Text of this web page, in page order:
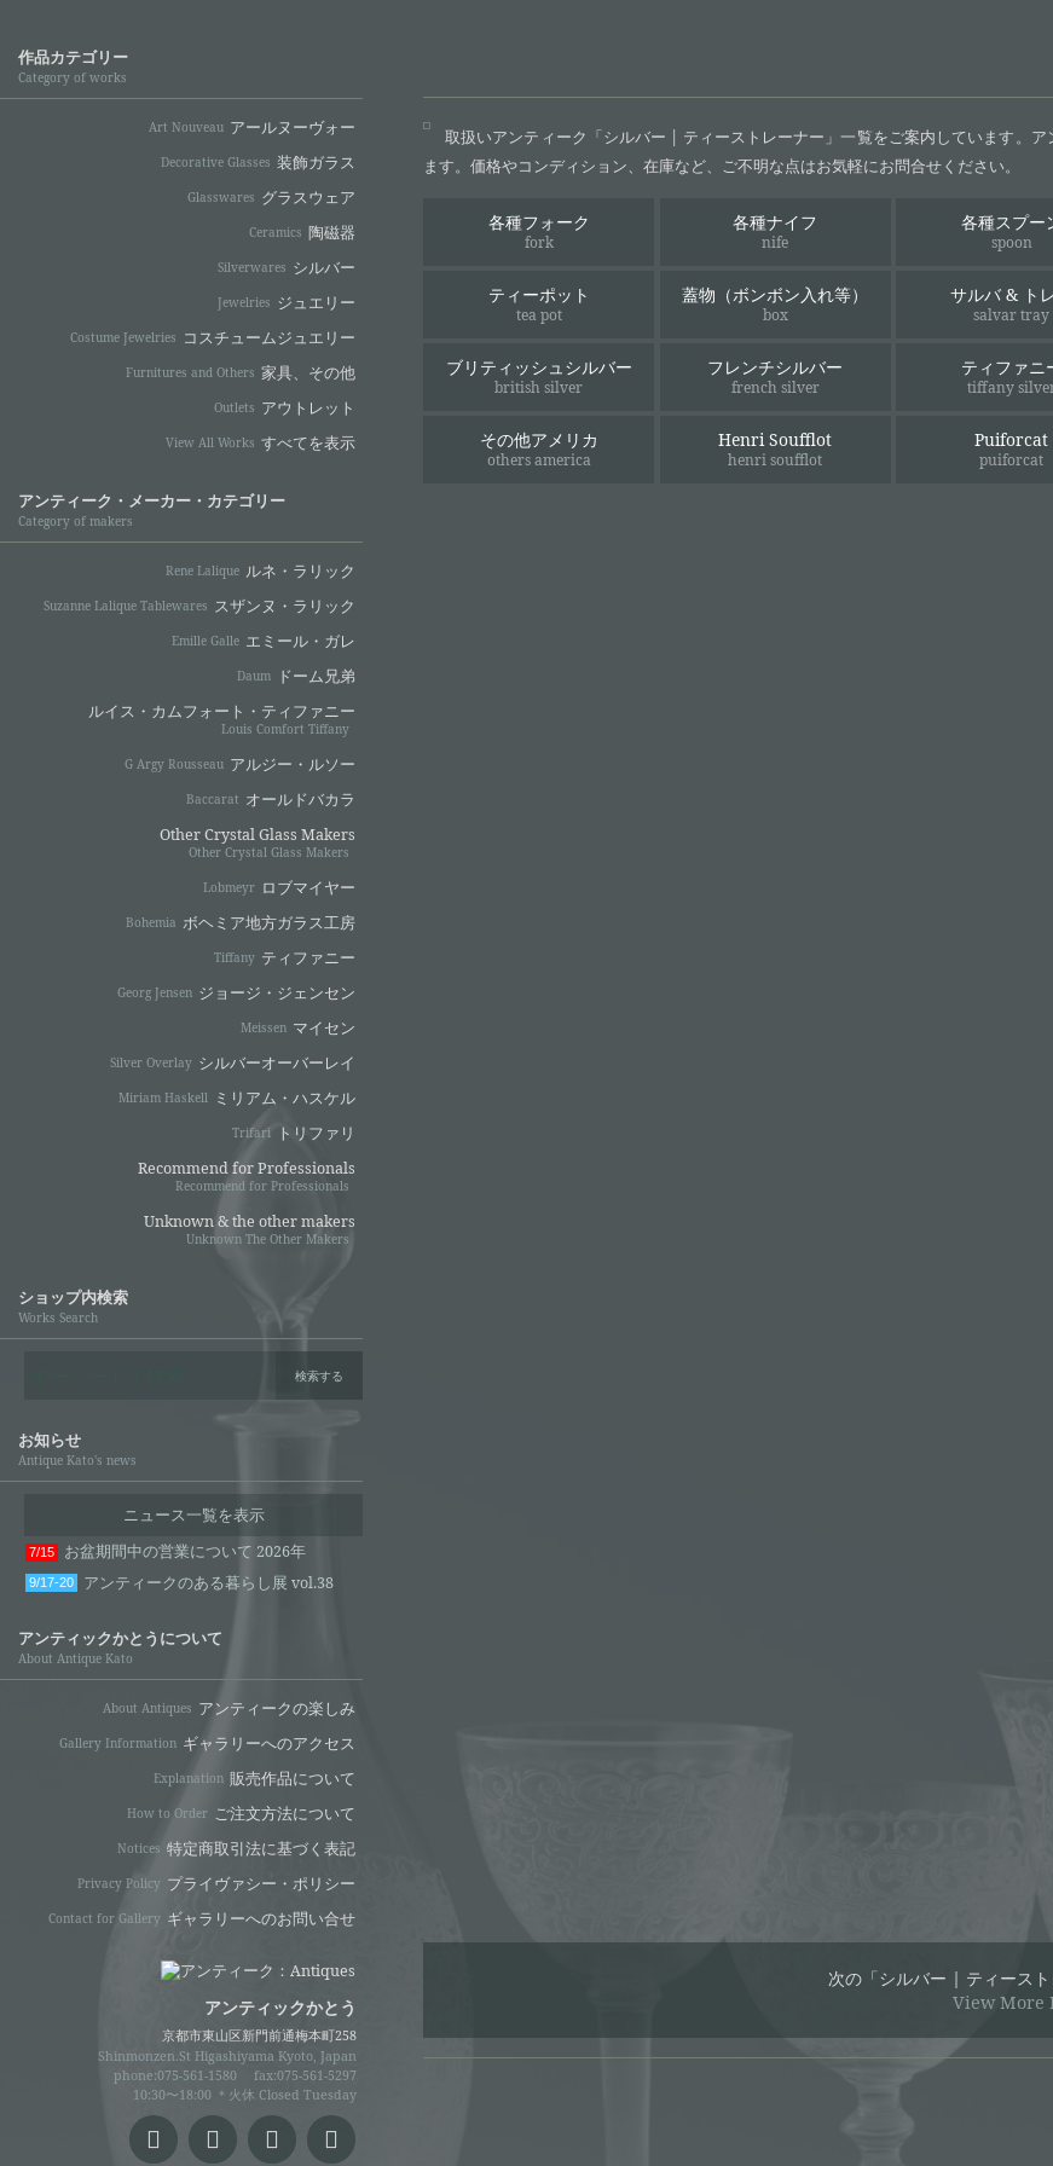
作品カテゴリー
Category of works
アールヌーヴォー
Art Nouveau
装飾ガラス
Decorative Glasses
グラスウェア
Glasswares
陶磁器
Ceramics
シルバー
Silverwares
ジュエリー
Jewelries
コスチュームジュエリー
Costume Jewelries
家具、その他
Furnitures and Others
アウトレット
Outlets
すべてを表示
View All Works
アンティーク・メーカー・カテゴリー
Category of makers
ルネ・ラリック
Rene Lalique
スザンヌ・ラリック
Suzanne Lalique Tablewares
エミール・ガレ
Emille Galle
ドーム兄弟
Daum
ルイス・カムフォート・ティファニー
Louis Comfort Tiffany
アルジー・ルソー
G Argy Rousseau
オールドバカラ
Baccarat
Other Crystal Glass Makers
Other Crystal Glass Makers
ロブマイヤー
Lobmeyr
ボヘミア地方ガラス工房
Bohemia
ティファニー
Tiffany
ジョージ・ジェンセン
Georg Jensen
マイセン
Meissen
シルバーオーバーレイ
Silver Overlay
ミリアム・ハスケル
Miriam Haskell
トリファリ
Trifari
Recommend for Professionals
Recommend for Professionals
Unknown & the other makers
Unknown The Other Makers
ショップ内検索
Works Search
検索する
お知らせ
Antique Kato's news
ニュース一覧を表示
7/15 お盆期間中の営業について 2026年
9/17-20 アンティークのある暮らし展 vol.38
アンティックかとうについて
About Antique Kato
アンティークの楽しみ
About Antiques
ギャラリーへのアクセス
Gallery Information
販売作品について
Explanation
ご注文方法について
How to Order
特定商取引法に基づく表記
Notices
プライヴァシー・ポリシー
Privacy Policy
ギャラリーへのお問い合せ
Contact for Gallery
アンティックかとう
京都市東山区新門前通梅本町258
Shinmonzen.St Higashiyama Kyoto, Japan
phone:075-561-1580
fax:075-561-5297
10:30〜18:00 ＊火休 Closed Tuesday
取扱いアンティーク「シルバー | ティーストレーナー」一覧をご案内しています。
ます。価格やコンディション、在庫など、ご不明な点はお気軽にお問合せください。
各種フォーク
fork
各種ナイフ
nife
各種スプー
spoon
ティーポット
tea pot
蓋物（ボンボン入れ等）
box
サルバ & ト
salvar tray
ブリティッシュシルバー
british silver
フレンチシルバー
french silver
ティファニ
tiffany
その他アメリカ
others america
Henri Soufflot
henri soufflot
Puiforcat
puiforcat
次の「シルバー | ティース
View More